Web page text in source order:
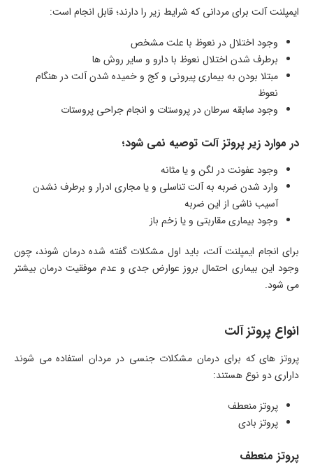
ایمپلنت آلت برای مردانی که شرایط زیر را دارند؛ قابل انجام است:
وجود اختلال در نعوظ با علت مشخص
برطرف شدن اختلال نعوظ با دارو و سایر روش ها
مبتلا بودن به بیماری پیرونی و کج و خمیده شدن آلت در هنگام
نعوظ
وجود سابقه سرطان در پروستات و انجام جراحی پروستات
در موارد زیر پروتز آلت توصیه نمی شود؛
وجود عفونت در لگن و یا مثانه
وارد شدن ضربه به آلت تناسلی و یا مجاری ادرار و برطرف نشدن
آسیب ناشی از این ضربه
وجود بیماری مقاربتی و یا زخم باز
برای انجام ایمپلنت آلت، باید اول مشکلات گفته شده درمان شوند، چون
وجود این بیماری احتمال بروز عوارض جدی و عدم موفقیت درمان بیشتر
می شود.
انواع پروتز آلت
پروتز های که برای درمان مشکلات جنسی در مردان استفاده می شوند
داراری دو نوع هستند:
پروتز منعطف
پروتز بادی
پروتز منعطف